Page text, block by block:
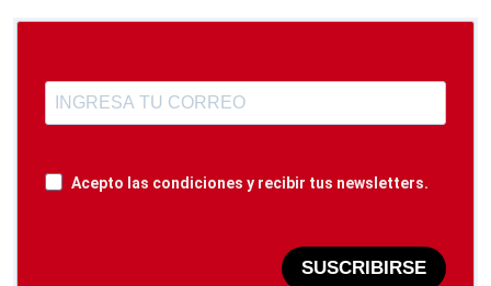
Acepto las condiciones y recibir tus newsletters.
SUSCRIBIRSE